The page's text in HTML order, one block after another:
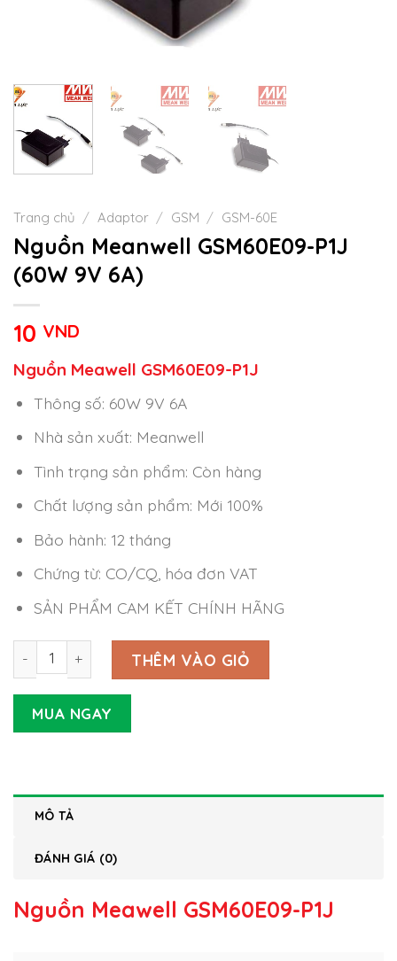
Trang chủ / Adaptor / GSM / GSM-60E
Nguồn Meanwell GSM60E09-P1J
(60W 9V 6A)
10 VND
Nguồn Meawell GSM60E09-P1J
Thông số: 60W 9V 6A
Nhà sản xuất: Meanwell
Tình trạng sản phẩm: Còn hàng
Chất lượng sản phẩm: Mới 100%
Bảo hành: 12 tháng
Chứng từ: CO/CQ, hóa đơn VAT
SẢN PHẨM CAM KẾT CHÍNH HÃNG
Nguồn Meanwell GSM60E09-P1J (60W 9V 6A) số lượng
THÊM VÀO GIỎ
MUA NGAY
MÔ TẢ
ĐÁNH GIÁ (0)
Nguồn Meawell GSM60E09-P1J